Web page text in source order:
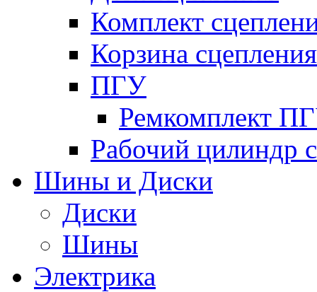
Комплект
Корзина сцепления
ПГУ
Ремкомплект
Рабочий цилиндр
Шины и Диски
Диски
Шины
Электрика